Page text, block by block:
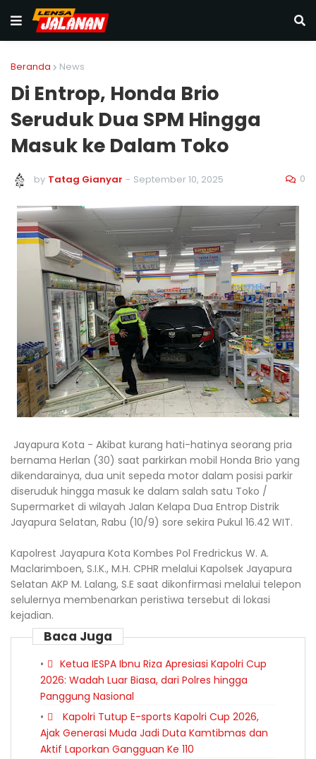
Beranda News
Di Entrop, Honda Brio
Seruduk Dua SPM Hingga
Masuk ke Dalam Toko
by Tatag Gianyar - September 10, 2025 0
Jayapura Kota - Akibat kurang hati-hatinya seorang pria
bernama Herlan (30) saat parkirkan mobil Honda Brio yang
dikendarainya, dua unit sepeda motor dalam posisi parkir
diseruduk hingga masuk ke dalam salah satu Toko /
Supermarket di wilayah Jalan Kelapa Dua Entrop Distrik
Jayapura Selatan, Rabu (10/9) sore sekira Pukul 16.42 WIT.
Kapolrest Jayapura Kota Kombes Pol Fredrickus W. A.
Maclarimboen, S.I.K., M.H. CPHR melalui Kapolsek Jayapura
Selatan AKP M. Lalang, S.E saat dikonfirmasi melalui telepon
selulernya membenarkan peristiwa tersebut di lokasi
kejadian.
Baca Juga
Ketua IESPA Ibnu Riza Apresiasi Kapolri Cup
2026: Wadah Luar Biasa, dari Polres hingga
Panggung Nasional
Kapolri Tutup E-sports Kapolri Cup 2026,
Ajak Generasi Muda Jadi Duta Kamtibmas dan
Aktif Laporkan Gangguan Ke 110